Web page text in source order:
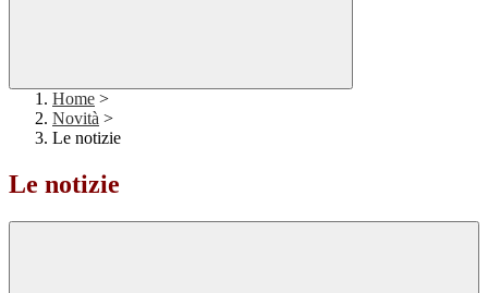
Home >
Novità >
Le notizie
Le notizie